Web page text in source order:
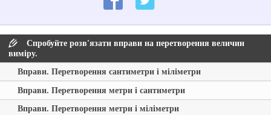
Спробуйте розв'язати вправи на перетворення величин
виміру.
Вправи. Перетворення сантиметри і міліметри
Вправи. Перетворення метри і сантиметри
Вправи. Перетворення метри і міліметри